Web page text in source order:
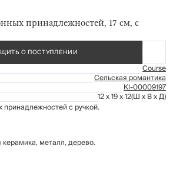
принадлежностей, 17 см, с
О ПОСТУПЛЕНИИ
Course
Сельская романтика
Kl-00009197
12 x 19 x 12(Ш x В x Д)
принадлежностей с ручкой.
металл, дерево.
вручную с применением мягких моющих